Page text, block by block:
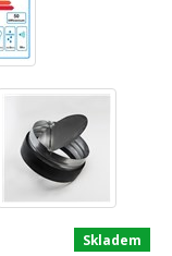
Skladem